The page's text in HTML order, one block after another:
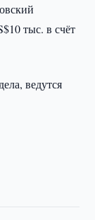
тыс. в счёт
ведутся